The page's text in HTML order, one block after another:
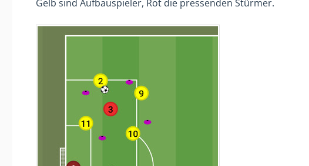
Gelb sind Aufbauspieler, Rot die pressenden Stürmer.